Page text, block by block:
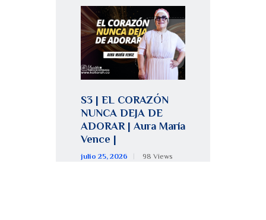
S3 | EL CORAZÓN
NUNCA DEJA DE
ADORAR | Aura María
Vence |
julio 25, 2026 98 Views